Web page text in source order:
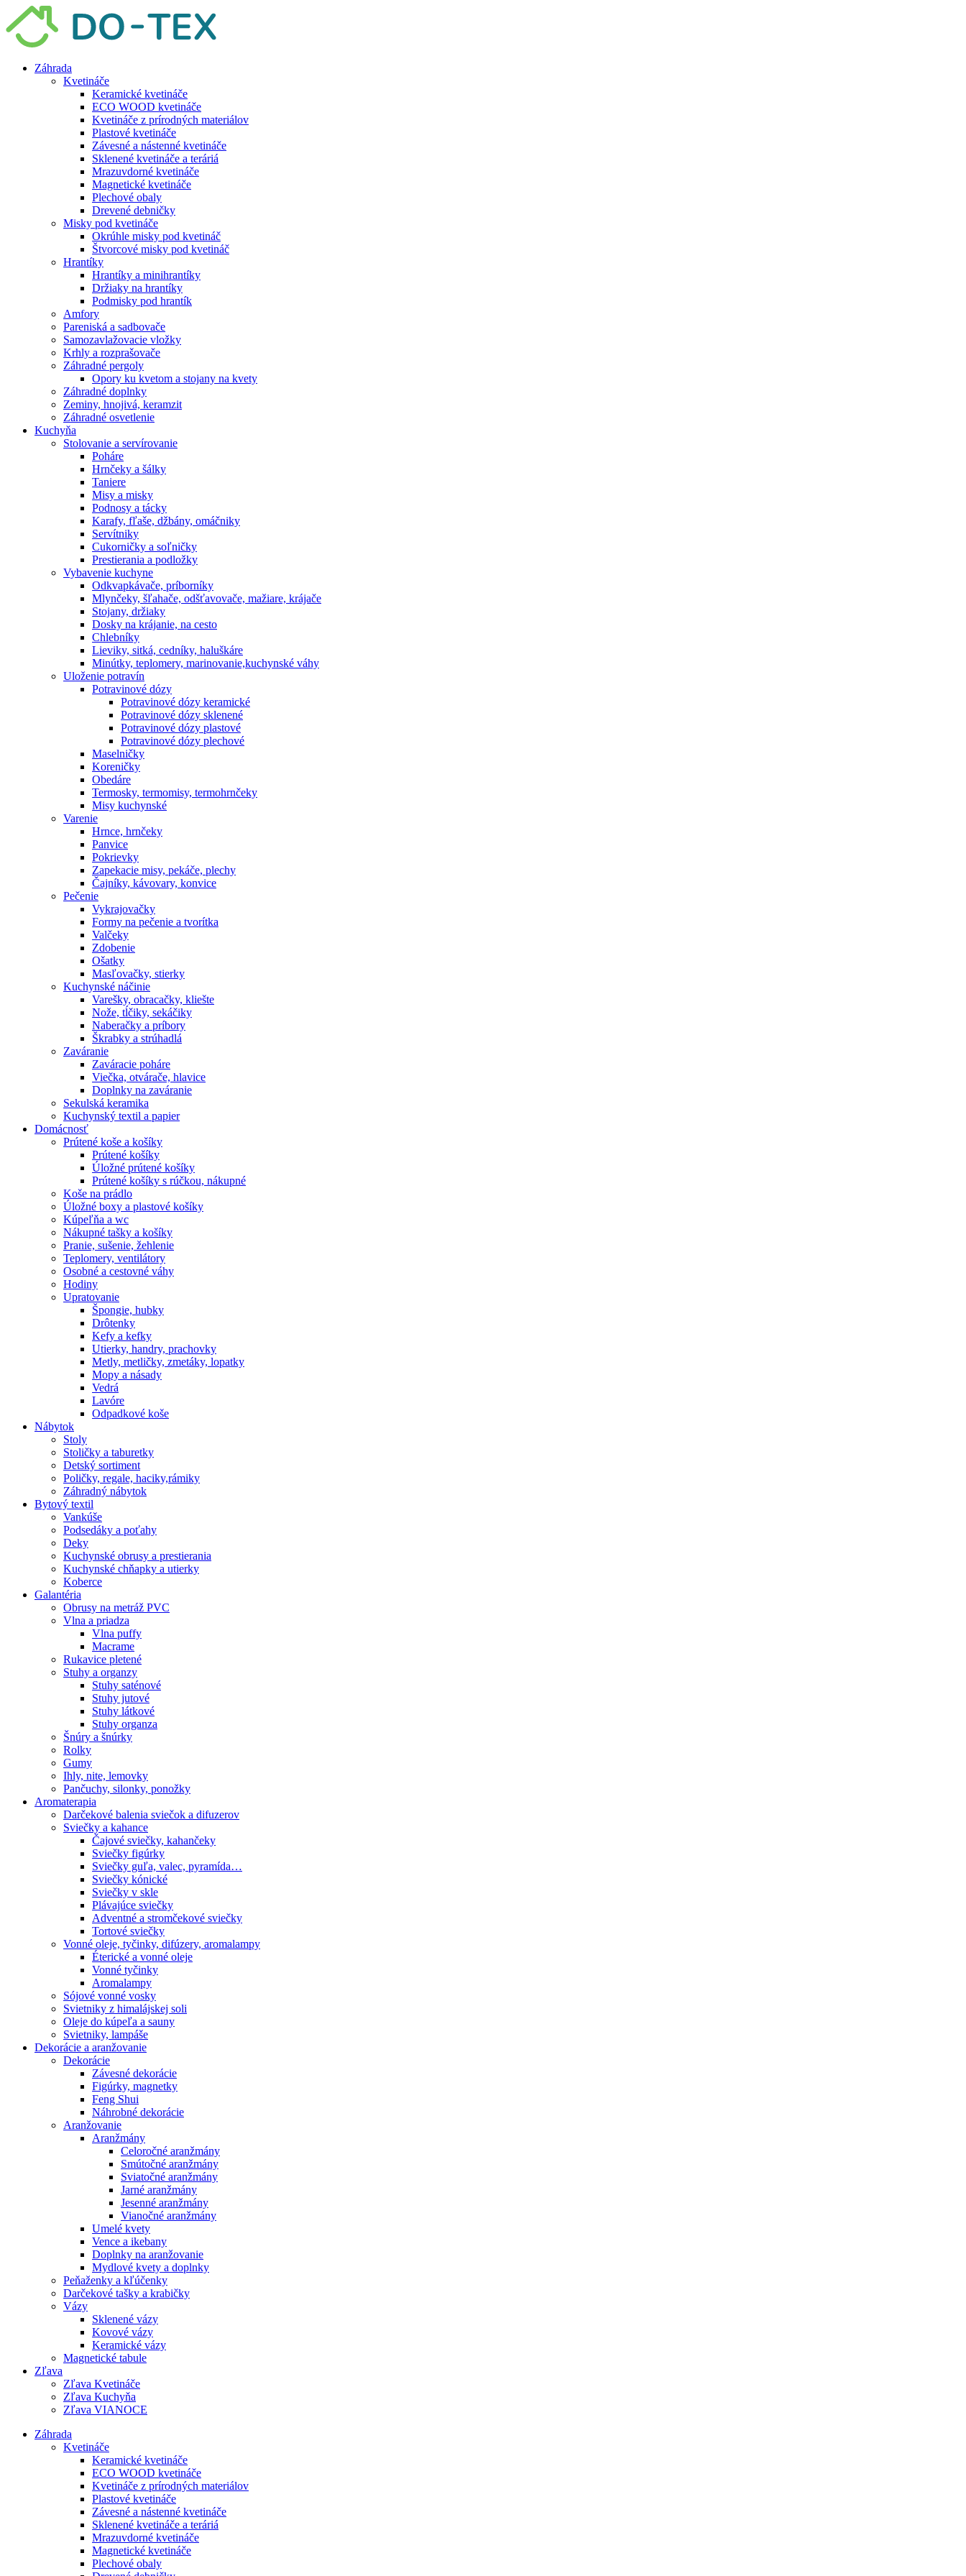
Preskočiť
na
obsah
Záhrada
Kvetináče
Keramické kvetináče
ECO WOOD kvetináče
Kvetináče z prírodných materiálov
Plastové kvetináče
Závesné a nástenné kvetináče
Sklenené kvetináče a teráriá
Mrazuvdorné kvetináče
Magnetické kvetináče
Plechové obaly
Drevené debničky
Misky pod kvetináče
Okrúhle misky pod kvetináč
Štvorcové misky pod kvetináč
Hrantíky
Hrantíky a minihrantíky
Držiaky na hrantíky
Podmisky pod hrantík
Amfory
Pareniská a sadbovače
Samozavlažovacie vložky
Krhly a rozprašovače
Záhradné pergoly
Opory ku kvetom a stojany na kvety
Záhradné doplnky
Zeminy, hnojivá, keramzit
Záhradné osvetlenie
Kuchyňa
Stolovanie a servírovanie
Poháre
Hrnčeky a šálky
Taniere
Misy a misky
Podnosy a tácky
Karafy, fľaše, džbány, omáčniky
Servítniky
Cukorničky a soľničky
Prestierania a podložky
Vybavenie kuchyne
Odkvapkávače, príborníky
Mlynčeky, šľahače, odšťavovače, mažiare, krájače
Stojany, držiaky
Dosky na krájanie, na cesto
Chlebníky
Lieviky, sitká, cedníky, haluškáre
Minútky, teplomery, marinovanie,kuchynské váhy
Uloženie potravín
Potravinové dózy
Potravinové dózy keramické
Potravinové dózy sklenené
Potravinové dózy plastové
Potravinové dózy plechové
Maselničky
Koreničky
Obedáre
Termosky, termomisy, termohrnčeky
Misy kuchynské
Varenie
Hrnce, hrnčeky
Panvice
Pokrievky
Zapekacie misy, pekáče, plechy
Čajníky, kávovary, konvice
Pečenie
Vykrajovačky
Formy na pečenie a tvorítka
Valčeky
Zdobenie
Ošatky
Masľovačky, stierky
Kuchynské náčinie
Varešky, obracačky, kliešte
Nože, tĺčiky, sekáčiky
Naberačky a príbory
Škrabky a strúhadlá
Zaváranie
Zaváracie poháre
Viečka, otvárače, hlavice
Doplnky na zaváranie
Sekulská keramika
Kuchynský textil a papier
Domácnosť
Prútené koše a košíky
Prútené košíky
Úložné prútené košíky
Prútené košíky s rúčkou, nákupné
Koše na prádlo
Úložné boxy a plastové košíky
Kúpeľňa a wc
Nákupné tašky a košíky
Pranie, sušenie, žehlenie
Teplomery, ventilátory
Osobné a cestovné váhy
Hodiny
Upratovanie
Špongie, hubky
Drôtenky
Kefy a kefky
Utierky, handry, prachovky
Metly, metličky, zmetáky, lopatky
Mopy a násady
Vedrá
Lavóre
Odpadkové koše
Nábytok
Stoly
Stoličky a taburetky
Detský sortiment
Poličky, regale, haciky,rámiky
Záhradný nábytok
Bytový textil
Vankúše
Podsedáky a poťahy
Deky
Kuchynské obrusy a prestierania
Kuchynské chňapky a utierky
Koberce
Galantéria
Obrusy na metráž PVC
Vlna a priadza
Vlna puffy
Macrame
Rukavice pletené
Stuhy a organzy
Stuhy saténové
Stuhy jutové
Stuhy látkové
Stuhy organza
Šnúry a šnúrky
Rolky
Gumy
Ihly, nite, lemovky
Pančuchy, silonky, ponožky
Aromaterapia
Darčekové balenia sviečok a difuzerov
Sviečky a kahance
Čajové sviečky, kahančeky
Sviečky figúrky
Sviečky guľa, valec, pyramída…
Sviečky kónické
Sviečky v skle
Plávajúce sviečky
Adventné a stromčekové sviečky
Tortové sviečky
Vonné oleje, tyčinky, difúzery, aromalampy
Éterické a vonné oleje
Vonné tyčinky
Aromalampy
Sójové vonné vosky
Svietniky z himalájskej soli
Oleje do kúpeľa a sauny
Svietniky, lampáše
Dekorácie a aranžovanie
Dekorácie
Závesné dekorácie
Figúrky, magnetky
Feng Shui
Náhrobné dekorácie
Aranžovanie
Aranžmány
Celoročné aranžmány
Smútočné aranžmány
Sviatočné aranžmány
Jarné aranžmány
Jesenné aranžmány
Vianočné aranžmány
Umelé kvety
Vence a ikebany
Doplnky na aranžovanie
Mydlové kvety a doplnky
Peňaženky a kľúčenky
Darčekové tašky a krabičky
Vázy
Sklenené vázy
Kovové vázy
Keramické vázy
Magnetické tabule
Zľava
Zľava Kvetináče
Zľava Kuchyňa
Zľava VIANOCE
Záhrada
Kvetináče
Keramické kvetináče
ECO WOOD kvetináče
Kvetináče z prírodných materiálov
Plastové kvetináče
Závesné a nástenné kvetináče
Sklenené kvetináče a teráriá
Mrazuvdorné kvetináče
Magnetické kvetináče
Plechové obaly